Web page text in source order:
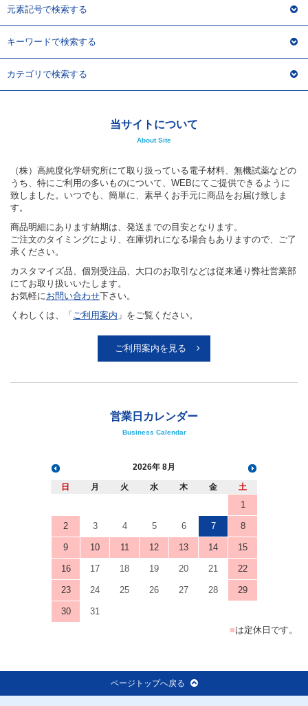
元素記号で検索する
キーワードで検索する
カテゴリで検索する
当サイトについて
About Site
（株）高純度化学研究所にて取り扱っている電子材料、無機試薬などの
うち、特にご利用の多いものについて、WEBにてご提供できるように
致しました。いつでも、簡単に、素早くお手元に商品をお届け致しま
す。
商品明細にあります納期は、発送までの目安となります。
ご注文のタイミングにより、在庫切れになる場合もありますので、ご了
承ください。
カスタマイズ品、個別受注品、大口のお取引などは従来通り弊社営業部
にてお取り扱いいたします。
お気軽にお問い合わせ下さい。
くわしくは、「 ご利用案内 」をご覧ください。
ご利用案内を見る
営業日カレンダー
Business Calendar
2026 8月
日 月 火 水 木 金 土
1
2 3 4 5 6 7 8
9 10 11 12 13 14 15
16 17 18 19 20 21 22
23 24 25 26 27 28 29
30
31
■は定休日です。
ページトップへ戻る